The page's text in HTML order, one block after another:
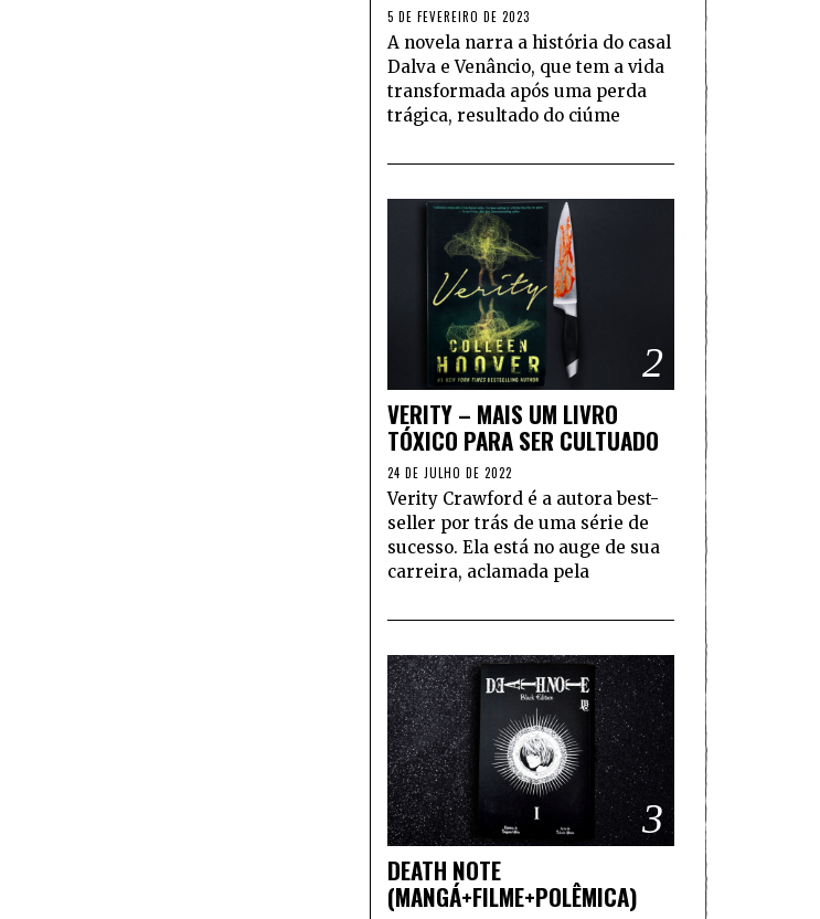
5 DE FEVEREIRO DE 2023
A novela narra a história do casal
Dalva e Venâncio, que tem a vida
transformada após uma perda
trágica, resultado do ciúme
2
VERITY – MAIS UM LIVRO
TÓXICO PARA SER CULTUADO
24 DE JULHO DE 2022
Verity Crawford é a autora best-
seller por trás de uma série de
sucesso. Ela está no auge de sua
carreira, aclamada pela
3
DEATH NOTE
(MANGÁ+FILME+POLÊMICA)